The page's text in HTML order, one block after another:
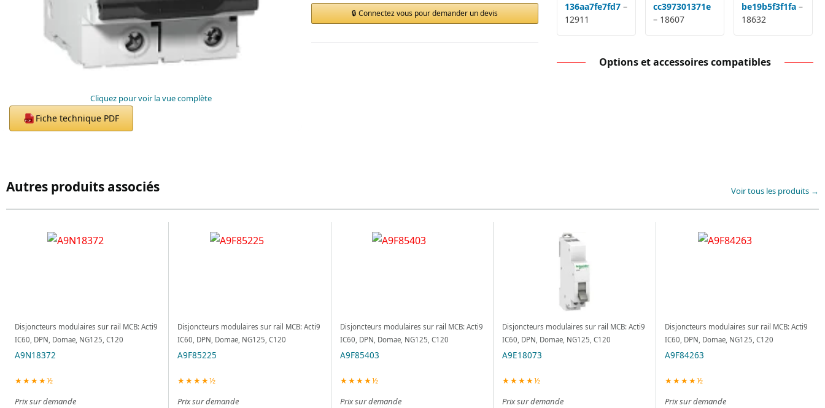
Cliquez pour voir la vue complète
PDF Fiche technique PDF
Connectez vous pour demander un devis
IC60, DPN,
Domae, NG125,
136aa7fe7fd7 –
12911
IC60, DPN,
Domae, NG125,
cc397301371e
– 18607
IC60, DPN,
Domae, NG125,
be19b5f3f1fa –
18632
Options et accessoires compatibles
Autres produits associés Voir tous les produits →
Disjoncteurs modulaires sur rail MCB: Acti9
IC60, DPN, Domae, NG125, C120
A9N18372
★★★★½
Prix sur demande
Disjoncteurs modulaires sur rail MCB: Acti9
IC60, DPN, Domae, NG125, C120
A9F85225
★★★★½
Prix sur demande
Disjoncteurs modulaires sur rail MCB: Acti9
IC60, DPN, Domae, NG125, C120
A9F85403
★★★★½
Prix sur demande
Disjoncteurs modulaires sur rail MCB: Acti9
IC60, DPN, Domae, NG125, C120
A9E18073
★★★★½
Prix sur demande
Disjoncteurs modulaires sur rail MCB: Acti9
IC60, DPN, Domae, NG125, C120
A9F84263
★★★★½
Prix sur demande